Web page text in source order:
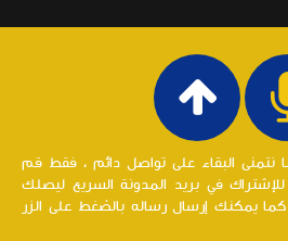
نتمنى البقاء على تواصل دائم ، فقط قم
للإشتراك في بريد المدونة السريع ليصلك
كما يمكنك إرسال رساله بالضغط على الزر